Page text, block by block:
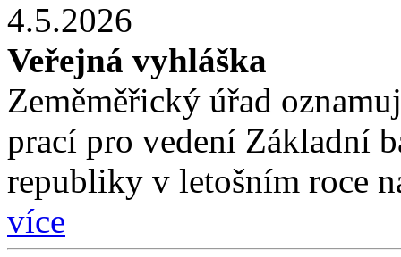
4.5.2026
Veřejná vyhláška
Zeměměřický úřad
prací pro vedení Základní
republiky v letošním roce
více